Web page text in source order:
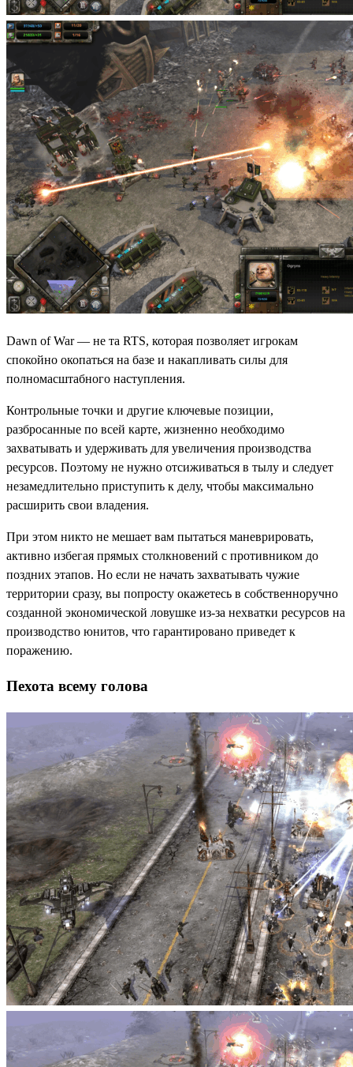
Dawn of War — не та RTS, которая позволяет игрокам
спокойно окопаться на базе и накапливать силы для
полномасштабного наступления.
Контрольные точки и другие ключевые позиции,
разбросанные по всей карте, жизненно необходимо
захватывать и удерживать для увеличения производства
ресурсов. Поэтому не нужно отсиживаться в тылу и следует
незамедлительно приступить к делу, чтобы максимально
расширить свои владения.
При этом никто не мешает вам пытаться маневрировать,
активно избегая прямых столкновений с противником до
поздних этапов. Но если не начать захватывать чужие
территории сразу, вы попросту окажетесь в собственноручно
созданной экономической ловушке из-за нехватки ресурсов на
производство юнитов, что гарантировано приведет к
поражению.
Пехота всему голова